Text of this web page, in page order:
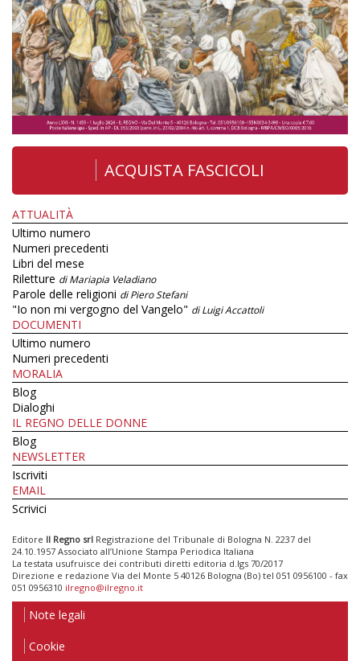
ACQUISTA FASCICOLI
ATTUALITÀ
Ultimo numero
Numeri precedenti
Libri del mese
Riletture di Mariapia Veladiano
Parole delle religioni di Piero Stefani
"Io non mi vergogno del Vangelo" di Luigi Accattoli
DOCUMENTI
Ultimo numero
Numeri precedenti
MORALIA
Blog
Dialoghi
IL REGNO DELLE DONNE
Blog
NEWSLETTER
Iscriviti
EMAIL
Scrivici
Editore Il Regno srl Registrazione del Tribunale di Bologna N. 2237 del
24.10.1957 Associato all’Unione Stampa Periodica Italiana
La testata usufruisce dei contributi diretti editoria d.lgs 70/2017
Direzione e redazione Via del Monte 5 40126 Bologna (Bo) tel 051 0956100 - fax
051 0956310 ilregno@ilregno.it
Note legali
Cookie